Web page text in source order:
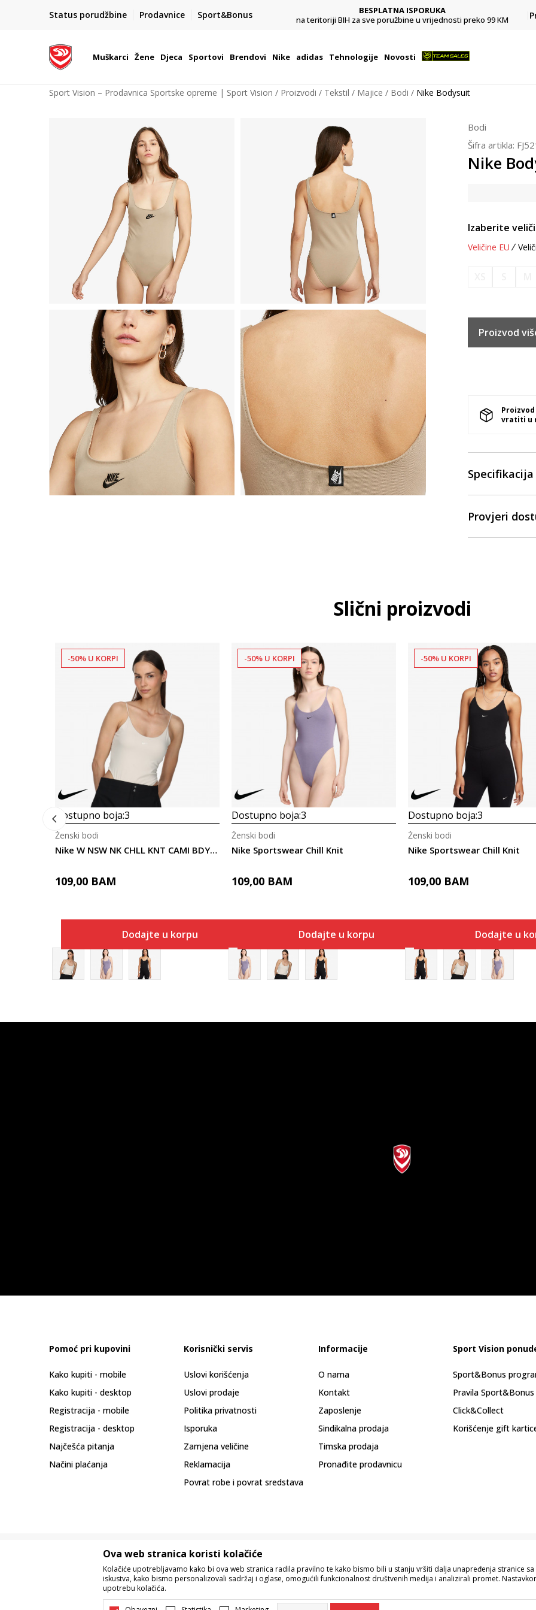
Status porudžbine Prodavnice Sport&Bonus
POZOVITE NAS NA : 055/490-400
Pon-Pet od 9h - 16h
BESPLATNA ISPORUKA
na teritoriji BIH za sve poružbine u vrijednosti preko 99 KM
Muškarci Žene Djeca Sportovi Brendovi Nike adidas Tehnologije Novosti
Sport Vision – Prodavnica Sportske opreme | Sport Vision Proizvodi Tekstil Majice Bodi Nike Bodysuit
Bodi
Šifra artikla:
Nike
Izaberite
Veličine EU
Proizvod
vratiti u
Specifikacija
Provjeri
Slični proizvodi
-50% U KORPI
Dostupno boja:3
Nike W NSW NK CHLL KNT CAMI BDYSUIT
Ženski bodi
109,00 BAM
Dodajte u korpu
-50% U KORPI
Dostupno boja:3
Nike Sportswear Chill Knit
Ženski bodi
109,00 BAM
Dodajte u korpu
-50% U KORPI
Dostupno boja:3
Nike Sportswear Chill Knit
Ženski bodi
109,00 BAM
Dodajte u
Pomoć pri kupovini
Kako kupiti - mobile
Kako kupiti - desktop
Registracija - mobile
Registracija - desktop
Najčešća pitanja
Načini plaćanja
Korisnički servis
Uslovi korišćenja
Uslovi prodaje
Politika privatnosti
Isporuka
Zamjena veličine
Reklamacija
Povrat robe i povrat sredstava
Informacije
O nama
Kontakt
Zaposlenje
Sindikalna prodaja
Timska prodaja
Pronađite prodavnicu
Sport Vision
Sport&Bonus
Pravila
Click&Collect
Korišćenje gift
Nastojimo da budemo što precizniji u opisu proizvoda, prikazu slika i samih cijena, ali ne možemo garantovati da su
Svi artikli prikazani na sajtu su dio naše ponude i ne podrazumijeva da su dostupni u svakom trenutku.
Ova web stranica koristi kolačiće
Kolačiće upotrebljavamo kako bi ova web stranica radila pravilno te kako bismo bili u stanju vršiti dalja unapređenja stranice
iskustva, kako bismo personalizovali sadržaj i oglase, omogućili funkcionalnost društvenih medija i analizirali promet.
upotrebu kolačića.